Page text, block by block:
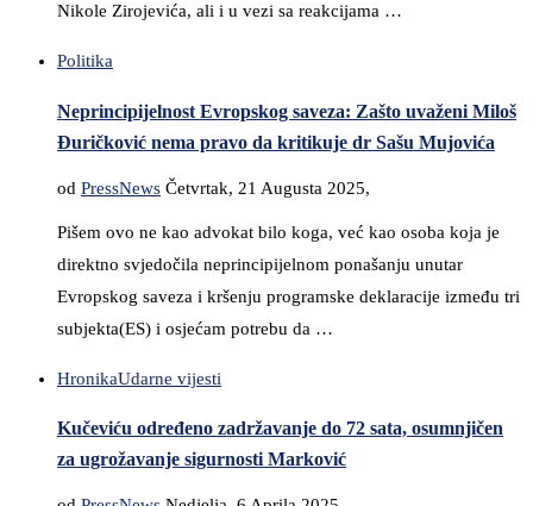
Nikole Zirojevića, ali i u vezi sa reakcijama …
Politika
Neprincipijelnost Evropskog saveza: Zašto uvaženi Miloš
Đuričković nema pravo da kritikuje dr Sašu Mujovića
od PressNews Četvrtak, 21 Augusta 2025,
Pišem ovo ne kao advokat bilo koga, već kao osoba koja je
direktno svjedočila neprincipijelnom ponašanju unutar
Evropskog saveza i kršenju programske deklaracije između tri
subjekta(ES) i osjećam potrebu da …
HronikaUdarne vijesti
Kučeviću određeno zadržavanje do 72 sata, osumnjičen
za ugrožavanje sigurnosti Marković